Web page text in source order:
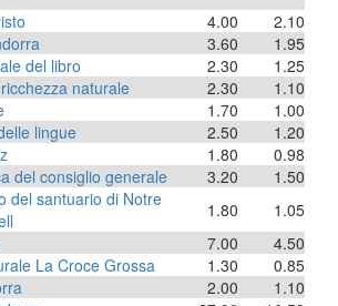
4.00
2.10
3.60
1.95
del libro
2.30
1.25
naturale
2.30
1.10
1.70
1.00
lingue
2.50
1.20
1.80
0.98
del consiglio generale
3.20
1.50
del santuario di Notre
1.80
1.05
7.00
4.50
La Croce Grossa
1.30
0.85
2.00
1.10